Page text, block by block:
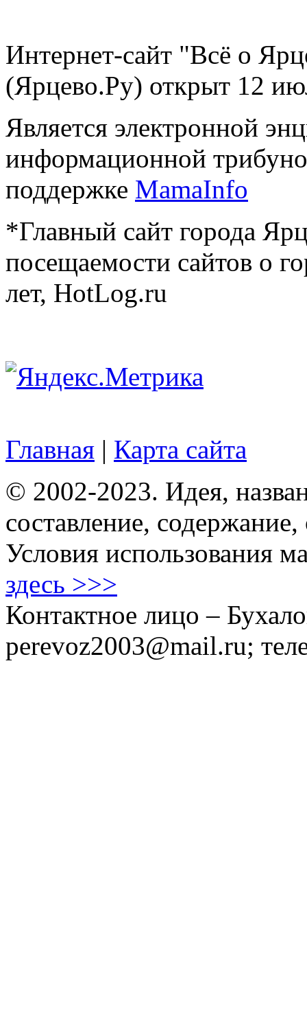
Интернет-сайт "Всё о
(Ярцево.Ру) открыт 12
Является электронной
информационной
поддержке MamaInfo
*Главный сайт города
посещаемости сайтов о
лет, HotLog.ru
Главная | Карта сайта
© 2002-2023. Идея,
составление,
Условия использования
здесь >>>
Контактное лицо –
perevoz2003@mail.ru;